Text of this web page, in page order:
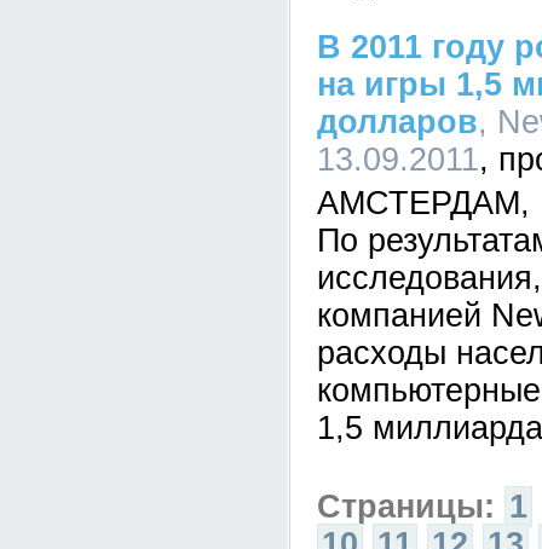
В 2011 году
на игры 1,5
долларов,
13.09.2011
АМСТЕРДАМ,
По
компанией
расходы
1,5
Страницы: 1